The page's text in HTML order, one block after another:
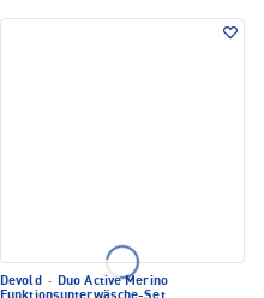
Devold · Duo Active Merino